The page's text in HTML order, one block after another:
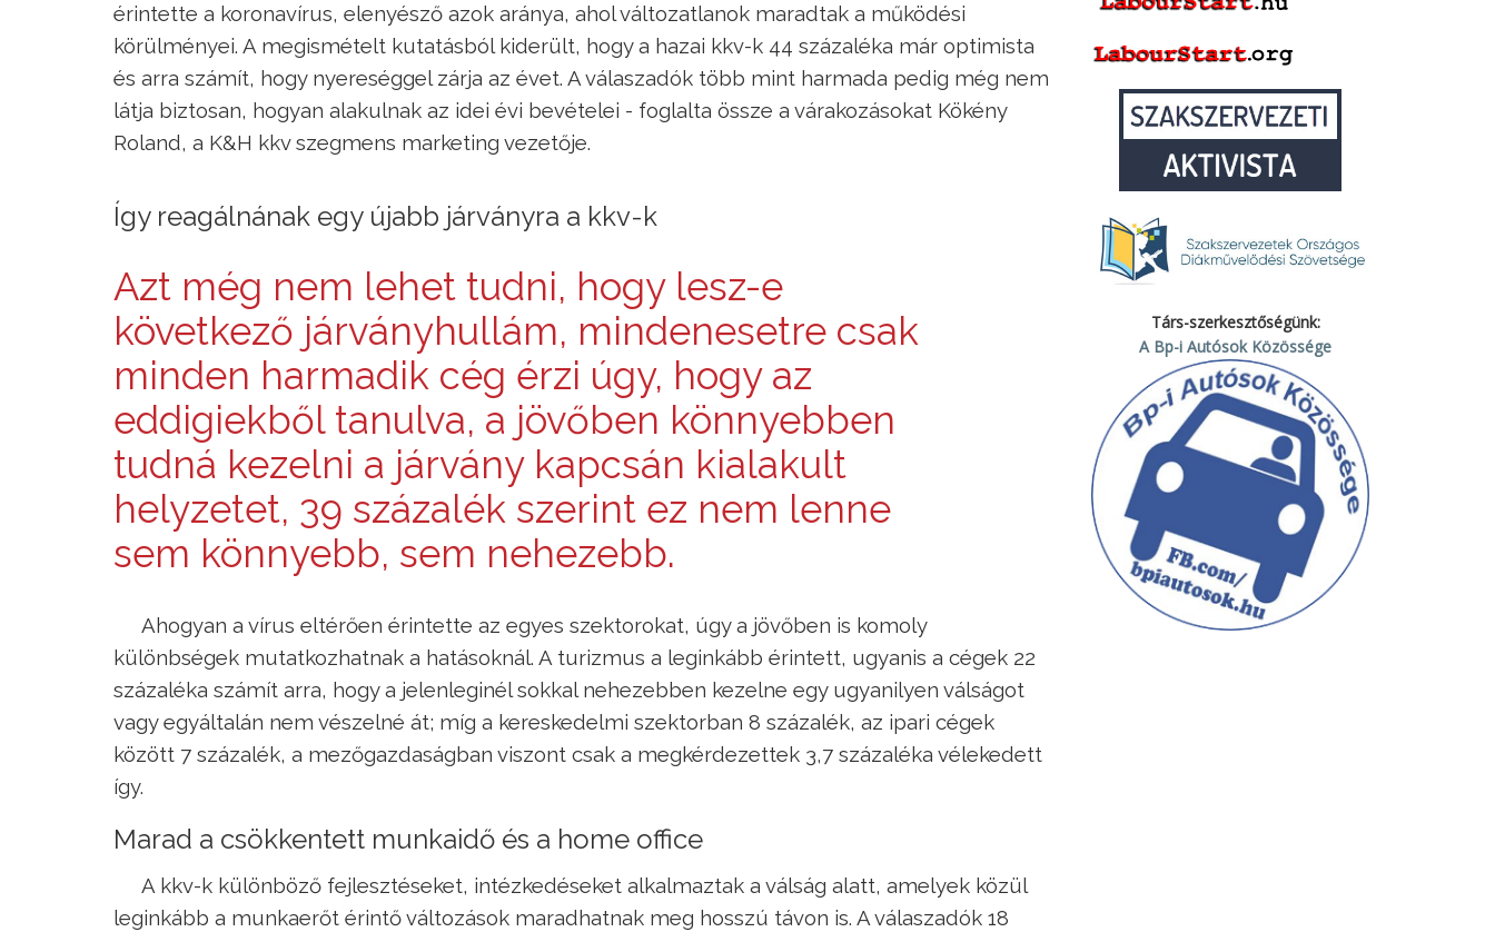
érintette a koronavírus, elenyésző azok aránya, ahol változatlanok maradtak a működési
körülményei. A megismételt kutatásból kiderült, hogy a hazai kkv-k 44 százaléka már optimista
és arra számít, hogy nyereséggel zárja az évet. A válaszadók több mint harmada pedig még nem
látja biztosan, hogyan alakulnak az idei évi bevételei - foglalta össze a várakozásokat Kökény
Roland, a K&H kkv szegmens marketing vezetője.
Így reagálnának egy újabb járványra a kkv-k
Azt még nem lehet tudni, hogy lesz-e
következő járványhullám, mindenesetre csak
minden harmadik cég érzi úgy, hogy az
eddigiekből tanulva, a jövőben könnyebben
tudná kezelni a járvány kapcsán kialakult
helyzetet, 39 százalék szerint ez nem lenne
sem könnyebb, sem nehezebb.
Ahogyan a vírus eltérően érintette az egyes szektorokat, úgy a jövőben is komoly
különbségek mutatkozhatnak a hatásoknál. A turizmus a leginkább érintett, ugyanis a cégek 22
százaléka számít arra, hogy a jelenleginél sokkal nehezebben kezelne egy ugyanilyen válságot
vagy egyáltalán nem vészelné át; míg a kereskedelmi szektorban 8 százalék, az ipari cégek
között 7 százalék, a mezőgazdaságban viszont csak a megkérdezettek 3,7 százaléka vélekedett
így.
Marad a csökkentett munkaidő és a home office
A kkv-k különböző fejlesztéseket, intézkedéseket alkalmaztak a válság alatt, amelyek közül
leginkább a munkaerőt érintő változások maradhatnak meg hosszú távon is. A válaszadók 18
Társ-szerkesztőségünk:
A Bp-i Autósok Közössége